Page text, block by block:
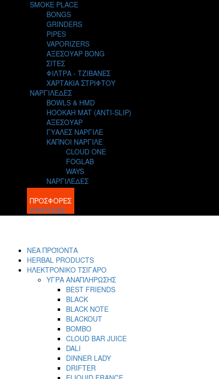
SMOKE PLACE
BONGS
GRINDERS
PIPES
VAPORIZERS
ΑΞΕΣΟΥΑΡ BONG
ΣΙΤΕΣ
ΦΙΛΤΡΑ - ΤΖΙΒΑΝΕΣ
ΧΑΡΤΑΚΙΑ ΣΤΡΙΦΤΟΥ
ΝΑΡΓΙΛΕΔΕΣ
BOWLS & HMD
HOOKAH MAT (ANTI-SLIP)
ΑΞΕΣΟΥΑΡ
ΓΥΑΛΕΣ ΝΑΡΓΙΛΕ
ΚΑΠΝΟΙ ΝΑΡΓΙΛΕ
CLOUD ONE
FOGLAB
WAYS
ΝΑΡΓΙΛΕΔΕΣ
BLOG
ΠΡΟΣΦΟΡΕΣ
ΥΠΗΡΕΣΙΕΣ
ΝΕΑ ΠΡΟΪΟΝΤΑ
HERBAL PRODUCTS
ΗΛΕΚΤΡΟΝΙΚΟ ΤΣΙΓΑΡΟ
ΥΓΡΑ ΑΝΑΠΛΗΡΩΣΗΣ
BEST FRIENDS
BLACK
BLACK NOTE
BLACKOUT
BOMBO
CLOUD BAR JUICE
DALI
DINNER LADY
DRIFTER